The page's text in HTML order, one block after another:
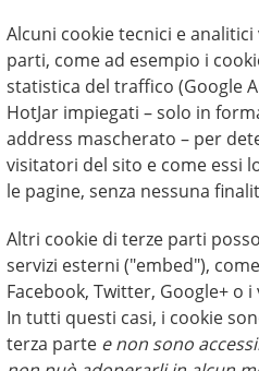
Alcuni cookie tecnici e
parti, come ad esempio i
statistica del traffico (Google
HotJar impiegati – solo in
address mascherato – per
visitatori del sito e come essi
le pagine, senza nessuna
Altri cookie di terze parti
servizi esterni ("embed"),
Facebook, Twitter, Google+ o
In tutti questi casi, i cookie
terza parte e non sono